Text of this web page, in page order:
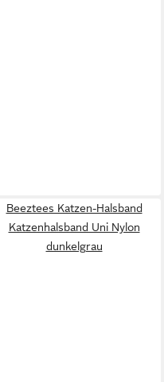
Beeztees Katzen-Halsband
Katzenhalsband Uni Nylon
dunkelgrau